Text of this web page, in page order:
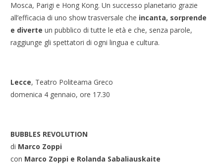
Mosca, Parigi e Hong Kong. Un successo planetario grazie
all’efficacia di uno show trasversale che incanta, sorprende
e diverte un pubblico di tutte le età e che, senza parole,
raggiunge gli spettatori di ogni lingua e cultura.
Lecce, Teatro Politeama Greco
domenica 4 gennaio, ore 17.30
BUBBLES REVOLUTION
di Marco Zoppi
con Marco Zoppi e Rolanda Sabaliauskaite